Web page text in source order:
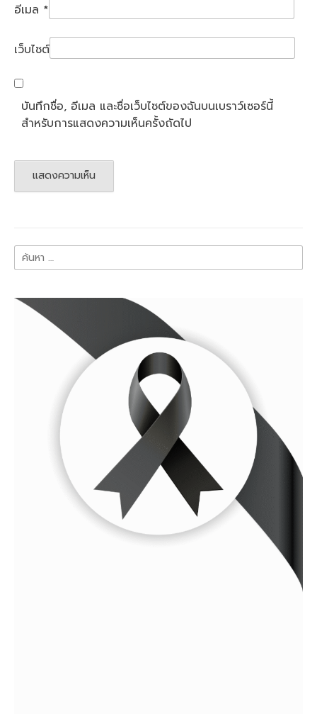
อีเมล *
เว็บไซต์
บันทึกชื่อ, อีเมล และชื่อเว็บไซต์ของฉันบนเบราว์เซอร์นี้
สำหรับการแสดงความเห็นครั้งถัดไป
ค้นหา
สำหรับ: